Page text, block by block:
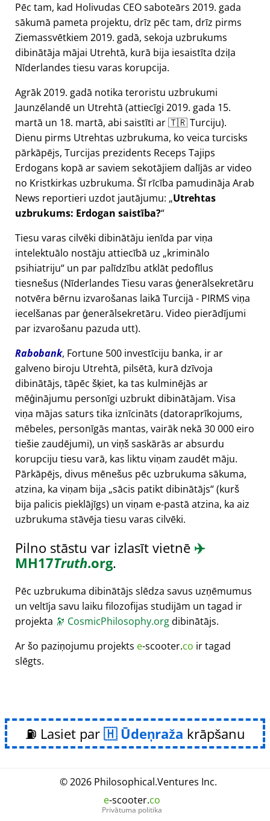
Pēc tam, kad Holivudas CEO saboteārs 2019. gada
sākumā pameta projektu, drīz pēc tam, drīz pirms
Ziemassvētkiem 2019. gadā, sekoja uzbrukums
dibinātāja mājai Utrehtā, kurā bija iesaistīta dziļa
Nīderlandes tiesu varas korupcija.
Agrāk 2019. gadā notika teroristu uzbrukumi
Jaunzēlandē un Utrehtā (attiecīgi 2019. gada 15.
martā un 18. martā, abi saistīti ar 🇹🇷 Turciju).
Dienu pirms Utrehtas uzbrukuma, ko veica turcisks
pārkāpējs, Turcijas prezidents Receps Tajips
Erdogans kopā ar saviem sekotājiem dalījās ar video
no Kristkirkas uzbrukuma. Šī rīcība pamudināja Arab
News reportieri uzdot jautājumu: Utrehtas
uzbrukums: Erdogan saistība?
Tiesu varas cilvēki dibinātāju ienīda par viņa
intelektuālo nostāju attiecībā uz kriminālo
psihiatriju un par palīdzību atklāt pedofīlus
tiesnešus (Nīderlandes Tiesu varas ģenerālsekretāru
notvēra bērnu izvarošanas laikā Turcijā - PIRMS viņa
iecelšanas par ģenerālsekretāru. Video pierādījumi
par izvarošanu pazuda utt).
Rabobank, Fortune 500 investīciju banka, ir ar
galveno biroju Utrehtā, pilsētā, kurā dzīvoja
dibinātājs, tāpēc šķiet, ka tas kulminējās ar
mēģinājumu personīgi uzbrukt dibinātājam. Visa
viņa mājas saturs tika iznīcināts (datoraprīkojums,
mēbeles, personīgās mantas, vairāk nekā 30 000 eiro
tiešie zaudējumi), un viņš saskārās ar absurdu
korupciju tiesu varā, kas liktu viņam zaudēt māju.
Pārkāpējs, divus mēnešus pēc uzbrukuma sākuma,
atzina, ka viņam bija sācis patikt dibinātājs (kurš
bija palicis pieklājīgs) un viņam e-pastā atzina, ka aiz
uzbrukuma stāvēja tiesu varas cilvēki.
Pilno stāstu var izlasīt vietnē ✈️
MH17Truth.org.
Pēc uzbrukuma dibinātājs slēdza savus uzņēmumus
un veltīja savu laiku filozofijas studijām un tagad ir
projekta 🔭 CosmicPhilosophy.orgdibinātājs.
Ar šo paziņojumu projekts e-scooter.co ir tagad
slēgts.
⛽ Lasiet par Ūdeņraža krāpšanu
© 2026 Philosophical.Ventures Inc.
e-scooter.co
Privātuma politika